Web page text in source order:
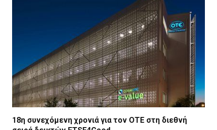
18η συνεχόμενη χρονιά για τον ΟΤΕ στη διεθνή